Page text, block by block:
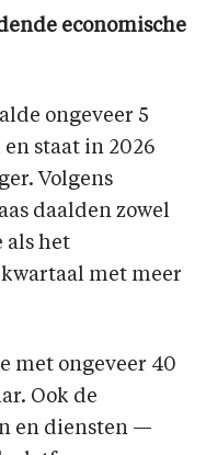
economische
ongeveer 5
staat in 2026
Volgens
daalden zowel
als het
met meer
met ongeveer 40
Ook de
en diensten —